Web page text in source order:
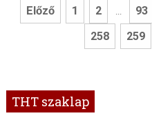
Előző 1 2 ... 93
258 259
THT szaklap